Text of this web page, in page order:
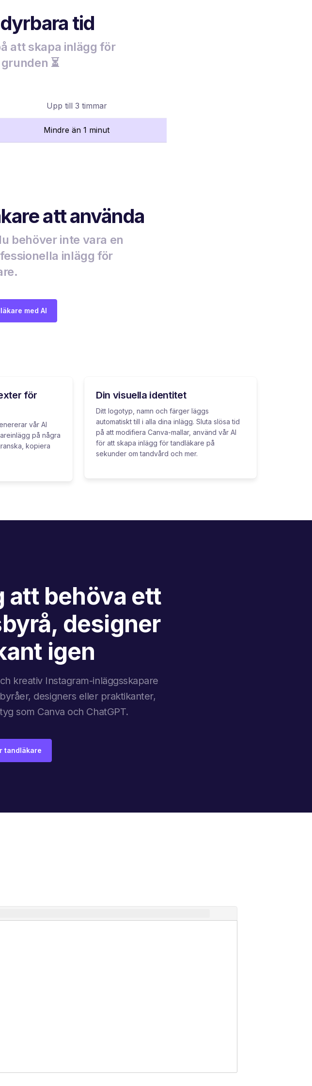
tid
att skapa inlägg för
⏳
Upp till 3 timmar
Mindre än 1 minut
att använda
behöver inte vara en
inlägg för
med AI
för
vår AI
på några
kopiera
Din visuella identitet
Ditt logotyp, namn och färger läggs
automatiskt till i alla dina inlägg. Sluta slösa tid
på att modifiera Canva-mallar, använd vår AI
för att skapa inlägg för tandläkare på
sekunder om tandvård och mer.
att behöva ett
designer
igen
kreativ Instagram-inläggsskapare
designers eller praktikanter,
som Canva och ChatGPT.
tandläkare